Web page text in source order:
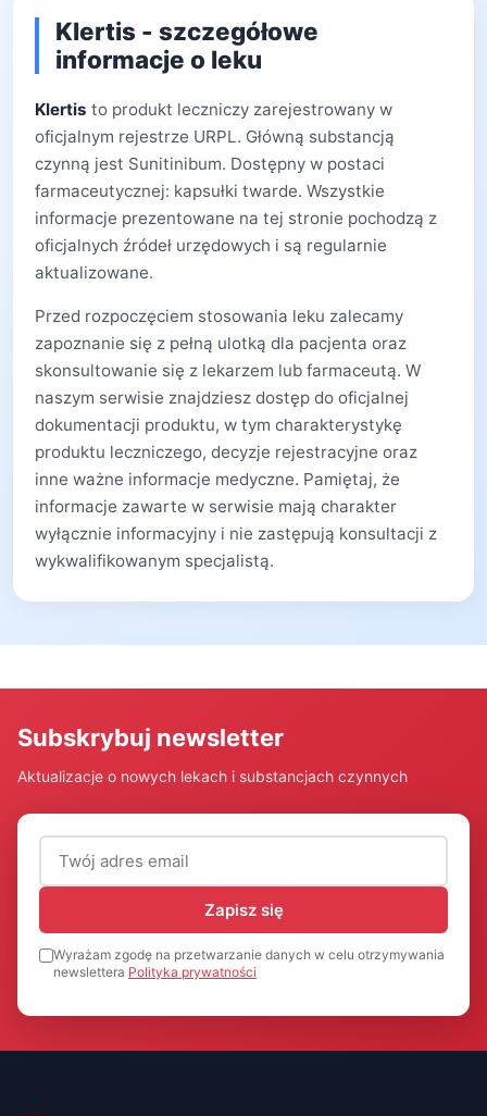
Klertis - szczegółowe
informacje o leku
Klertis to produkt leczniczy zarejestrowany w
oficjalnym rejestrze URPL. Główną substancją
czynną jest Sunitinibum. Dostępny w postaci
farmaceutycznej: kapsułki twarde. Wszystkie
informacje prezentowane na tej stronie pochodzą z
oficjalnych źródeł urzędowych i są regularnie
aktualizowane.
Przed rozpoczęciem stosowania leku zalecamy
zapoznanie się z pełną ulotką dla pacjenta oraz
skonsultowanie się z lekarzem lub farmaceutą. W
naszym serwisie znajdziesz dostęp do oficjalnej
dokumentacji produktu, w tym charakterystykę
produktu leczniczego, decyzje rejestracyjne oraz
inne ważne informacje medyczne. Pamiętaj, że
informacje zawarte w serwisie mają charakter
wyłącznie informacyjny i nie zastępują konsultacji z
wykwalifikowanym specjalistą.
Subskrybuj newsletter
Aktualizacje o nowych lekach i substancjach czynnych
Adres email (wymagany)
Zapisz się
Wyrażam zgodę na przetwarzanie danych w celu otrzymywania
newslettera Polityka prywatności